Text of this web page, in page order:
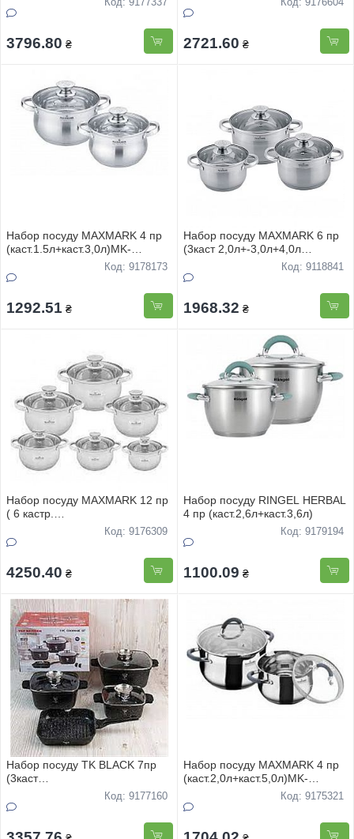
Код: 9177337
3796.80 ₴
28см) ГРАНIТНЕ антипригарне
Код: 9176604
2721.60 ₴
Набор посуду MAXMARK 4 пр
(каст.1.5л+каст.3,0л)MK-
Код: 9178173
1292.51 ₴
Набор посуду MAXMARK 6 пр
(3каст 2,0л+-3,0л+4,0л
5сл.капсула,мірная шкала)MK-
3706А
Код: 9118841
1968.32 ₴
Набор посуду MAXMARK 12 пр
( 6 кастр.
1,5л-2,0л+3,0л+4,0л+5,0л+6,0л
) MK-2712В
Код: 9176309
4250.40 ₴
Набор посуду RINGEL HERBAL
4 пр (каст.2,6л+каст.3,6л)
Код: 9179194
1100.09 ₴
Набор посуду TK BLACK 7пр
(3каст
3.8л+-5л+6.8л+сковорiдка
28см) ГРАНIТНЕ антипригарне
Код: 9177160
Набор посуду MAXMARK 4 пр
(каст.2,0л+каст.5,0л)MK-
Код: 9175321